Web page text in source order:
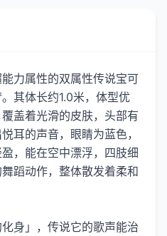
力属性的双属性传说宝可
其体长约1.0米，体型优
盖着光滑的皮肤，头部有
耳的声音，眼睛为蓝色，
，能在空中漂浮，四肢细
蹈动作，整体散发着柔和
身」，传说它的歌声能治